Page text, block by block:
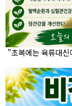
"초복에는 육류대